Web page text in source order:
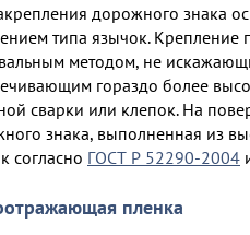
дорожного знака
типа язычок. Крепление
методом, не
гораздо более
сварки или клепок. На
знака, выполненная из
согласно ГОСТ Р 52290-2004
пленка